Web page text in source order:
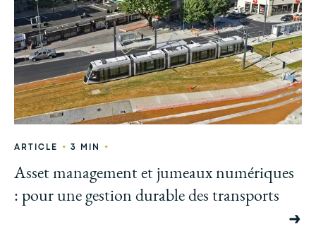
ARTICLE • 3 MIN •
Asset management et jumeaux numériques
: pour une gestion durable des transports